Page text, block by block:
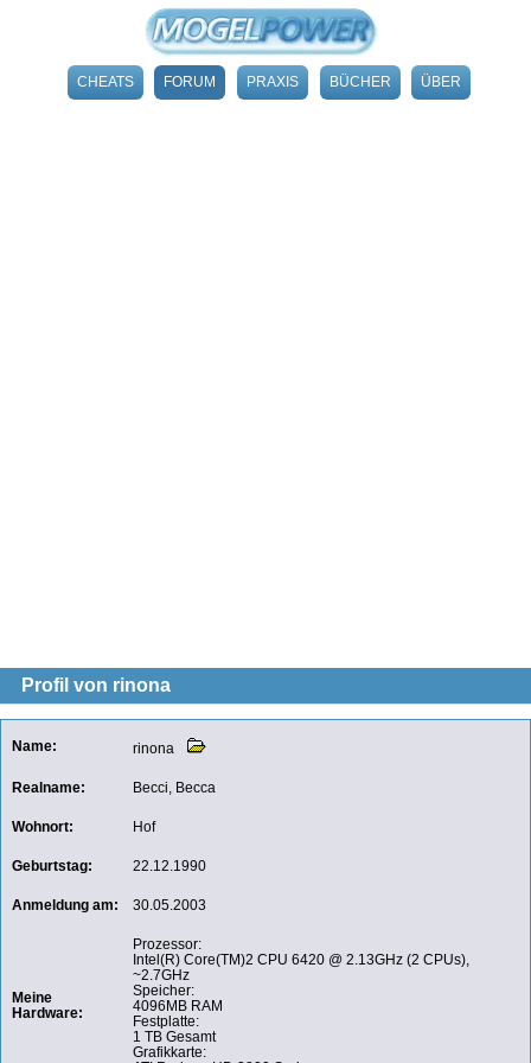
CHEATS FORUM PRAXIS BÜCHER ÜBER
Profil von rinona
Name: rinona
Realname: Becci, Becca
Wohnort: Hof
Geburtstag: 22.12.1990
Anmeldung am: 30.05.2003
Meine
Hardware:
Prozessor:
Intel(R) Core(TM)2 CPU 6420 @ 2.13GHz (2 CPUs),
~2.7GHz
Speicher:
4096MB RAM
Festplatte:
1 TB Gesamt
Grafikkarte: